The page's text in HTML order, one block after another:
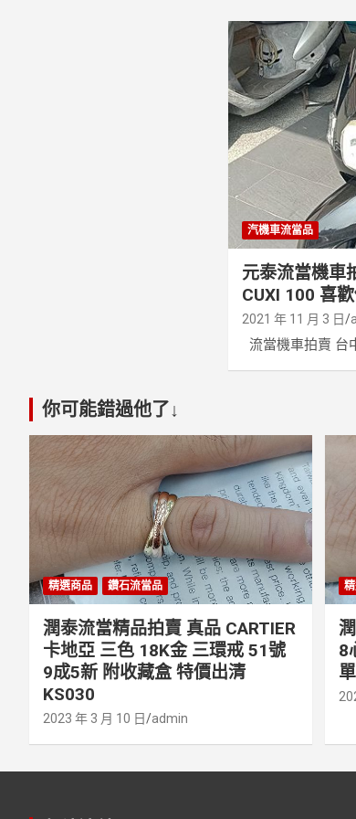
汽機車流當品
元泰流當機車
CUXI 100 喜
2021 年 11 月 3 日
流當機車拍賣 台
你可能錯過他了↓
精選商品 鑽石流當品
潤泰流當精品拍賣 真品 CARTIER
卡地亞 三色 18K金 三環戒 51號
9成5新 附收藏盒 特價出清
KS030
2023 年 3 月 10 日 admin
8